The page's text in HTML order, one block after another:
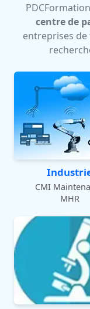
centre de
entreprises
CMI
MHR